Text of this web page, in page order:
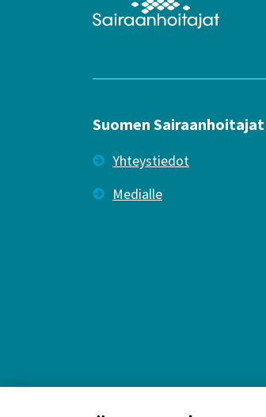
Suomen Sairaanhoitajat
Yhteystiedot
Medialle